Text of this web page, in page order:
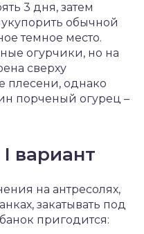
3 дня, затем
обычной
темное место.
огурчики, но на
сверху
плесени, однако
порченый огурец –
I вариант
на антресолях,
закатывать под
пригодится: